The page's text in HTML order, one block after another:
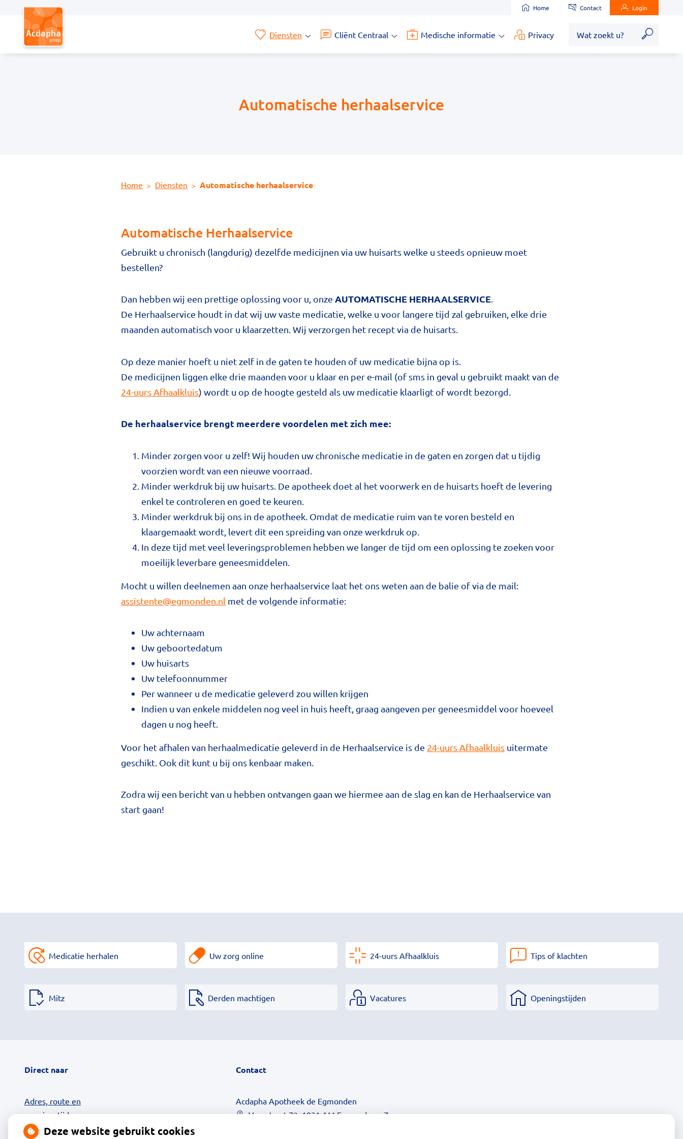
Home Contact Login
Diensten
submenu
Cliënt Centraal
Centraal
Medische informatie
informatie
Privacy
Home Diensten Automatische herhaalservice
Automatische herhaalservice
Automatische Herhaalservice
Gebruikt u chronisch (langdurig) dezelfde medicijnen via uw huisarts welke u steeds opnieuw moet
bestellen?
Dan hebben wij een prettige oplossing voor u, onze AUTOMATISCHE HERHAALSERVICE.
De Herhaalservice houdt in dat wij uw vaste medicatie, welke u voor langere tijd zal gebruiken, elke drie
maanden automatisch voor u klaarzetten. Wij verzorgen het recept via de huisarts.
Op deze manier hoeft u niet zelf in de gaten te houden of uw medicatie bijna op is.
De medicijnen liggen elke drie maanden voor u klaar en per e-mail (of sms in geval u gebruikt maakt van de
24-uurs Afhaalkluis) wordt u op de hoogte gesteld als uw medicatie klaarligt of wordt bezorgd.
De herhaalservice brengt meerdere voordelen met zich mee:
Minder zorgen voor u zelf! Wij houden uw chronische medicatie in de gaten en zorgen dat u tijdig
voorzien wordt van een nieuwe voorraad.
Minder werkdruk bij uw huisarts. De apotheek doet al het voorwerk en de huisarts hoeft de levering
enkel te controleren en goed te keuren.
Minder werkdruk bij ons in de apotheek. Omdat de medicatie ruim van te voren besteld en
klaargemaakt wordt, levert dit een spreiding van onze werkdruk op.
In deze tijd met veel leveringsproblemen hebben we langer de tijd om een oplossing te zoeken voor
moeilijk leverbare geneesmiddelen.
Mocht u willen deelnemen aan onze herhaalservice laat het ons weten aan de balie of via de mail:
assistente@egmonden.nl met de volgende informatie:
Uw achternaam
Uw geboortedatum
Uw huisarts
Uw telefoonnummer
Per wanneer u de medicatie geleverd zou willen krijgen
Indien u van enkele middelen nog veel in huis heeft, graag aangeven per geneesmiddel voor hoeveel
dagen u nog heeft.
Voor het afhalen van herhaalmedicatie geleverd in de Herhaalservice is de 24-uurs Afhaalkluis uitermate
geschikt. Ook dit kunt u bij ons kenbaar maken.
Zodra wij een bericht van u hebben ontvangen gaan we hiermee aan de slag en kan de Herhaalservice van
start gaan!
Medicatie herhalen Uw zorg online 24-uurs Afhaalkluis Tips of klachten
Mitz Derden machtigen Vacatures Openingstijden
Direct naar
Adres, route en
openingstijden
Contact
Contact
Acdapha Apotheek de Egmonden
Voorstraat 72, 1931 AM Egmond aan Zee
Deze website gebruikt cookies